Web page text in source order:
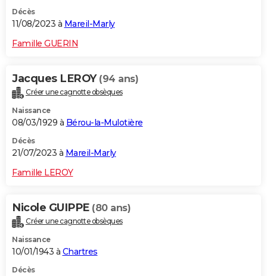
Décès
11/08/2023 à Mareil-Marly
Famille GUERIN
Jacques LEROY (94 ans)
Créer une cagnotte obsèques
Naissance
08/03/1929 à Bérou-la-Mulotière
Décès
21/07/2023 à Mareil-Marly
Famille LEROY
Nicole GUIPPE (80 ans)
Créer une cagnotte obsèques
Naissance
10/01/1943 à Chartres
Décès